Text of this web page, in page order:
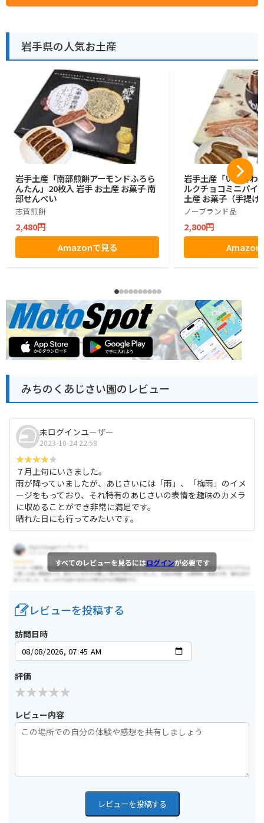
岩手県の人気お土産
岩手土産「南部煎餅アーモンドふろら
んたん」20枚入 岩手 お土産 お菓子 南
部せんべい
志賀煎餅
2,480円
Amazonで見る
岩手土産「いわてわ
ルクチョコミニパイ
土産 お菓子（手提げ
ノーブランド品
2,800円
Amazon
みちのくあじさい園のレビュー
未ログインユーザー
2023-10-24 22:58
７月上旬にいきました。
雨が降っていましたが、あじさいには「雨」、「梅雨」のイメ
ージをもっており、それ特有のあじさいの表情を趣味のカメラ
に収めることができ非常に満足です。
晴れた日にも行ってみたいです。
すべてのレビューを見るにはログインが必要です
レビューを投稿する
訪問日時
評価
レビュー内容
レビューを投稿する